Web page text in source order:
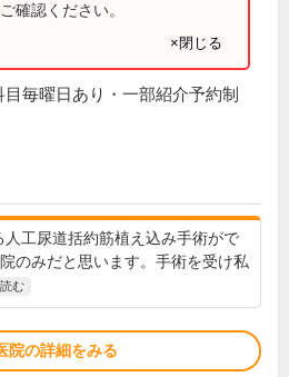
確認ください。
×閉じる
目毎曜日あり・一部紹介予約制
工尿道括約筋植え込み手術がで
のみだと思います。手術を受け私
む
院の詳細をみる